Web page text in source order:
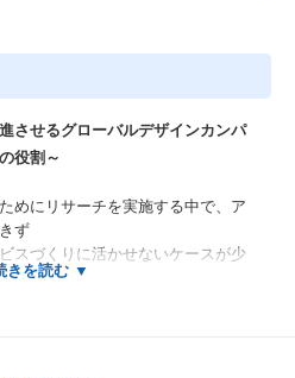
させるグローバルデザインカンパ
役割～
めにリサーチを実施する中で、ア
ず
スづくりに活かせないケースが少
してその結果をどう活かして具現